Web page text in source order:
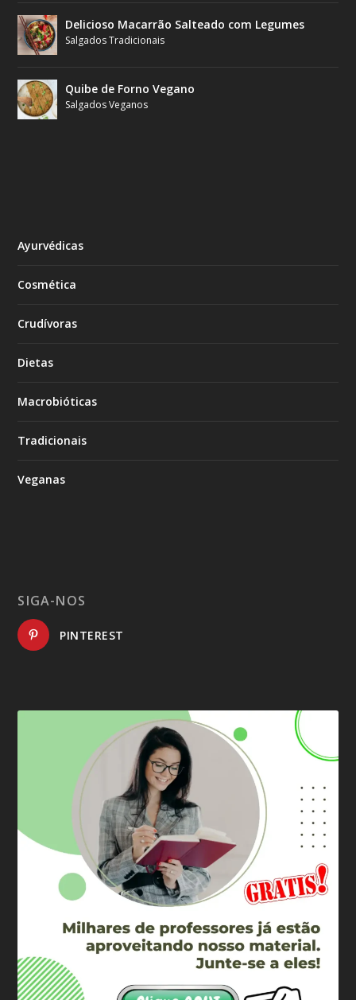
Delicioso Macarrão Salteado com Legumes
Salgados Tradicionais
Quibe de Forno Vegano
Salgados Veganos
Ayurvédicas
Cosmética
Crudívoras
Dietas
Macrobióticas
Tradicionais
Veganas
SIGA-NOS
PINTEREST